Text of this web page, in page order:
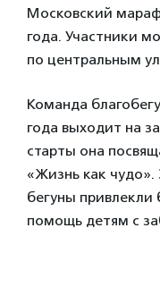
Московский
года. Участники
по центральным
Команда
года выходит на
старты она
«Жизнь как
бегуны привлекли
помощь детям с